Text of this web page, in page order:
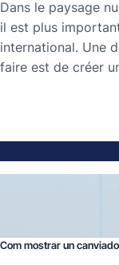
Dans le paysage
il est plus
international. Une
faire est de créer
Com mostrar un